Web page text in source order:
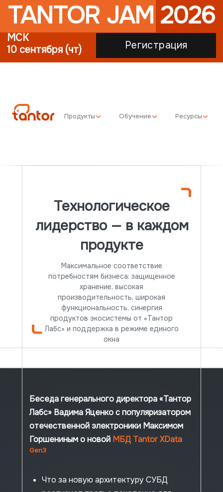
Регистрация
TANTOR JAM 2026
10 сентября (чт)
Продукты Обучение Ресурсы
Максимальное соответствие
потребностям бизнеса: защищенное
хранение, высокая
производительность, широкая
функциональность, синергия
продуктов экосистемы от «Тантор
Лабс» и поддержка в режиме единого
окна
Технологическое
лидерство — в каждом
продукте
Беседа генерального директора «Тантор
Лабс» Вадима Яценко с популяризатором
отечественной электроники Максимом
Горшениным о новой МБД Tantor XData
Gen3
Что за новую архитектуру СУБД